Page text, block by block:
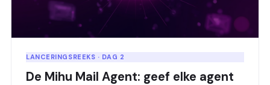
LANCERINGSREEKS · DAG 2
De Mihu Mail Agent: geef elke agent